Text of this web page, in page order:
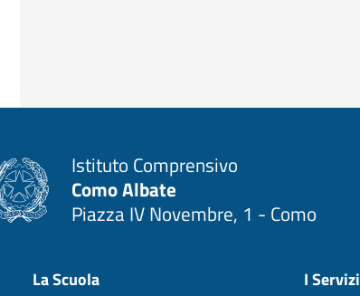
Istituto Comprensivo
Como Albate
Piazza IV Novembre, 1 - Como
La Scuola I Servizi